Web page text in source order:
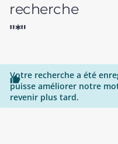
recherche
"*"

Votre recherche a été
puisse améliorer notre
revenir plus tard.